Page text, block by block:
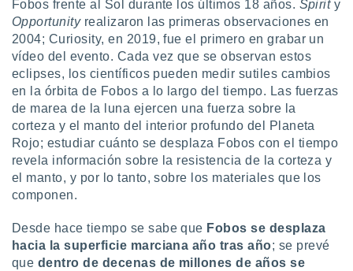
utilizar
crear un
uso de
la
contenido
medir el
la
el
de
o a través
de
Fobos frente al Sol durante los últimos 18 años. Spirity
Opportunityrealizaron las primeras observaciones en
2004; Curiosity, en 2019, fue el primero en grabar un
vídeo del evento. Cada vez que se observan estos
eclipses, los científicos pueden medir sutiles cambios
en la órbita de Fobos a lo largo del tiempo. Las fuerzas
de marea de la luna ejercen una fuerza sobre la
corteza y el manto del interior profundo del Planeta
Rojo; estudiar cuánto se desplaza Fobos con el tiempo
revela información sobre la resistencia de la corteza y
el manto, y por lo tanto, sobre los materiales que los
componen.
Desde hace tiempo se sabe que Fobos se desplaza
hacia la superficie marciana año tras año; se prevé
que dentro de decenas de millones de años se